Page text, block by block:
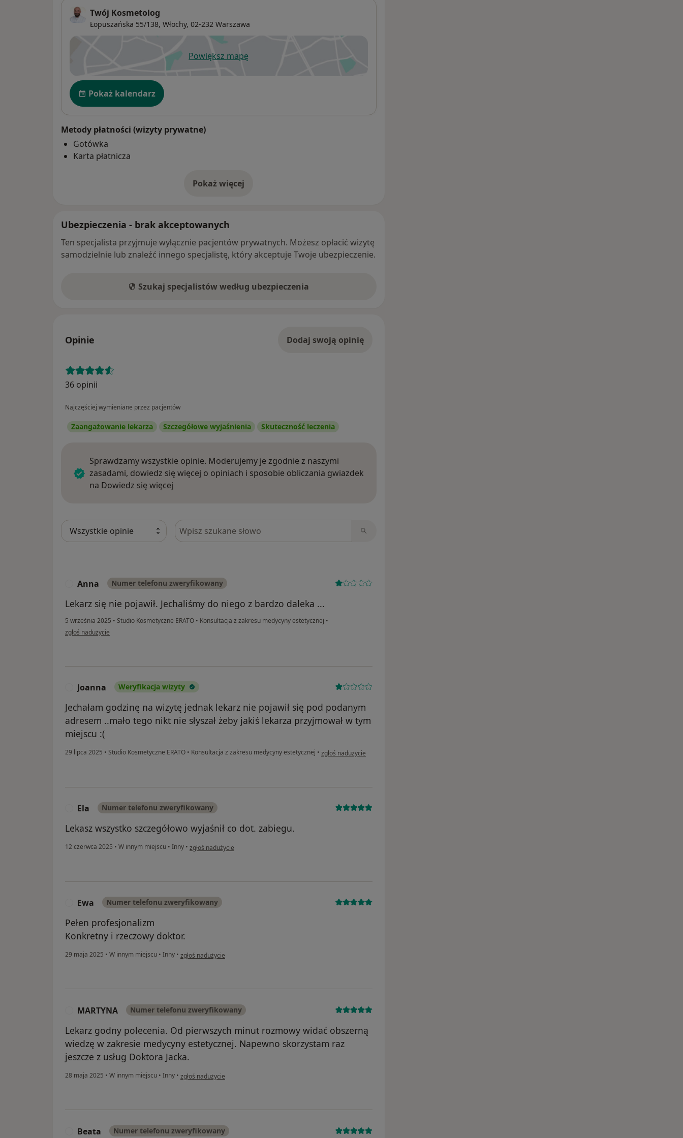
Twój Kosmetolog
Łopuszańska 55/138, Włochy, 02-232 Warszawa
Powiększ mapęotwiera się w nowej karcie
Dostępność
Pokaż kalendarz
Metody płatności (wizyty prywatne)
Gotówka
Karta płatnicza
Pokaż więcej
o adresie
Ubezpieczenia - brak akceptowanych
Ten specjalista przyjmuje wyłącznie pacjentów prywatnych. Możesz opłacić wizytę
samodzielnie lub znaleźć innego specjalistę, który akceptuje Twoje ubezpieczenie.
Szukaj specjalistów według ubezpieczenia
Opinie Dodaj swoją opinię
36 opinii
Najczęściej wymieniane przez pacjentów
Zaangażowanie lekarza Szczegółowe wyjaśnienia Skuteczność leczenia
Sprawdzamy wszystkie opinie. Moderujemy je zgodnie z naszymi
zasadami, dowiedz się więcej o opiniach i sposobie obliczania gwiazdek
na Dowiedz się więcej
Szukaj w opiniach
Anna Numer telefonu zweryfikowany
Lekarz się nie pojawił. Jechaliśmy do niego z bardzo daleka ...
5 września 2025 • Studio Kosmetyczne ERATO • Konsultacja z zakresu medycyny estetycznej •
w opinii użytkownika Anna
zgłoś nadużycie
Joanna Weryfikacja wizyty
Jechałam godzinę na wizytę jednak lekarz nie pojawił się pod podanym
adresem ..mało tego nikt nie słyszał żeby jakiś lekarza przyjmował w tym
miejscu :(
29 lipca 2025 • Studio Kosmetyczne ERATO • Konsultacja z zakresu medycyny estetycznej • w opinii użytkownika Joanna
zgłoś nadużycie
Ela Numer telefonu zweryfikowany
Lekasz wszystko szczegółowo wyjaśnił co dot. zabiegu.
12 czerwca 2025 • W innym miejscu • Inny • w opinii użytkownika Ela
zgłoś nadużycie
Ewa Numer telefonu zweryfikowany
Pełen profesjonalizm
Konkretny i rzeczowy doktor.
29 maja 2025 • W innym miejscu • Inny • w opinii użytkownika Ewa
zgłoś nadużycie
MARTYNA Numer telefonu zweryfikowany
Lekarz godny polecenia. Od pierwszych minut rozmowy widać obszerną
wiedzę w zakresie medycyny estetycznej. Napewno skorzystam raz
jeszcze z usług Doktora Jacka.
28 maja 2025 • W innym miejscu • Inny • w opinii użytkownika MARTYNA
zgłoś nadużycie
Beata Numer telefonu zweryfikowany